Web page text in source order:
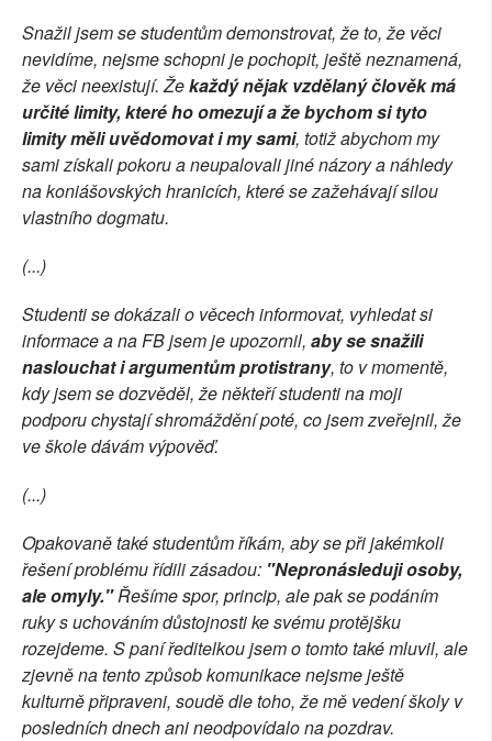
Snažil jsem se studentům demonstrovat, že to, že věci
nevidíme, nejsme schopni je pochopit, ještě neznamená,
že věci neexistují. Žekaždý nějak vzdělaný člověk má
určité limity, které ho omezují a že bychom si tyto
limity měli uvědomovat i my sami, totiž abychom my
sami získali pokoru a neupalovali jiné názory a náhledy
na koniášovských hranicích, které se zažehávají silou
vlastního dogmatu.
(...)
Studenti se dokázali o věcech informovat, vyhledat si
informace a na FB jsem je upozornil, aby se snažili
naslouchat i argumentům protistrany, to v momentě,
kdy jsem se dozvěděl, že někteří studenti na moji
podporu chystají shromáždění poté, co jsem zveřejnil, že
ve škole dávám výpověď.
(...)
Opakovaně také studentům říkám, aby se při jakémkoli
řešení problému řídili zásadou: "Nepronásleduji osoby,
ale omyly."Řešíme spor, princip, ale pak se podáním
ruky s uchováním důstojnosti ke svému protějšku
rozejdeme. S paní ředitelkou jsem o tomto také mluvil, ale
zjevně na tento způsob komunikace nejsme ještě
kulturně připraveni, soudě dle toho, že mě vedení školy v
posledních dnech ani neodpovídalo na pozdrav.